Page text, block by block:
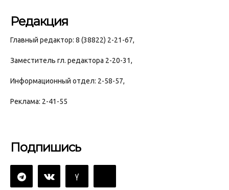
Редакция
Главный редактор: 8 (38822) 2-21-67,
Заместитель гл. редактора 2-20-31,
Информационный отдел: 2-58-57,
Реклама: 2-41-55
Подпишись